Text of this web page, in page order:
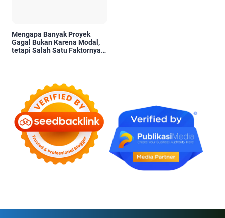
Mengapa Banyak Proyek
Gagal Bukan Karena Modal,
tetapi Salah Satu Faktornya